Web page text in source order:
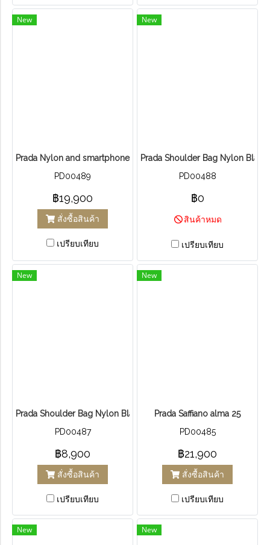
New
Prada Nylon and smartphone case 2zh109
PD00489
฿19,900
สั่งซื้อสินค้า
เปรียบเทียบ
New
Prada Shoulder Bag Nylon Black
PD00488
฿0
สินค้าหมด
เปรียบเทียบ
New
Prada Shoulder Bag Nylon Black
PD00487
฿8,900
สั่งซื้อสินค้า
เปรียบเทียบ
New
Prada Saffiano alma 25
PD00485
฿21,900
สั่งซื้อสินค้า
เปรียบเทียบ
New New